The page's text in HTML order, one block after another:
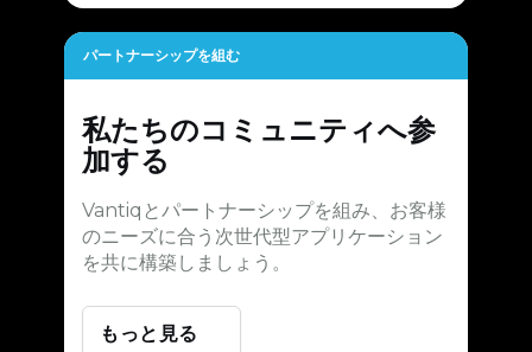
パートナーシップを組む
私たちのコミュニティへ参
加する
Vantiqとパートナーシップを組み、お客様
のニーズに合う次世代型アプリケーション
を共に構築しましょう。
もっと見る